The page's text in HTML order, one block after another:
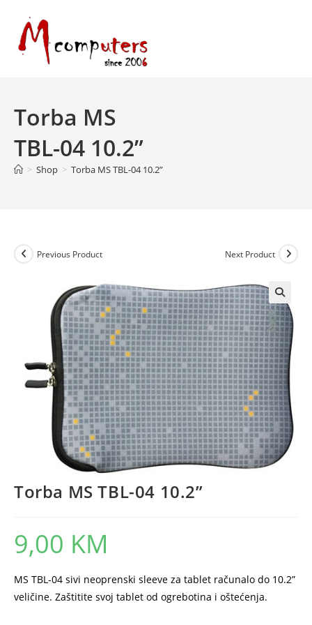
content
Torba MS
TBL-04 10.2”
> Shop > Torba MS TBL-04 10.2”
Previous Product Next Product
Torba MS TBL-04 10.2”
9,00 KM
MS TBL-04 sivi neoprenski sleeve za tablet računalo do 10.2”
veličine. Zaštitite svoj tablet od ogrebotina i oštećenja.